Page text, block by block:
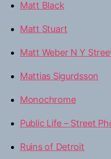
Matt Black
Matt Stuart
Matt Weber N Y
Mattias Sigurdsson
Monochrome
Public Life – Street
Ruins of Detroit